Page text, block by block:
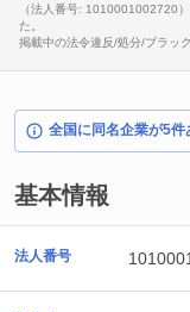
（法人番号: 1010001002720
た。
掲載中の法令違反/処分/ブラッ
全国に同名企業が5件
基本情報
法人番号